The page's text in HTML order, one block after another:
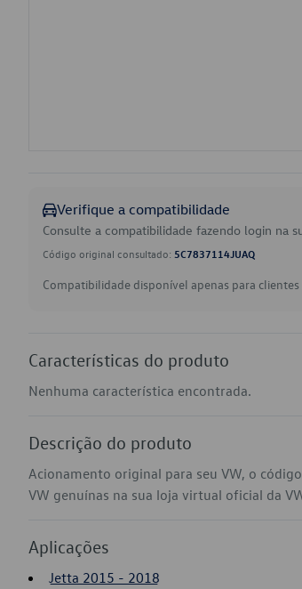
Verifique a compatibilidade
Consulte a compatibilidade fazendo login na
Código original consultado: 5C7837114JUAQ
Compatibilidade disponível apenas para
Características do produto
Nenhuma característica encontrada.
Descrição do produto
Acionamento original para seu VW, o
VW genuínas na sua loja virtual oficial da
Aplicações
Jetta 2015 - 2018